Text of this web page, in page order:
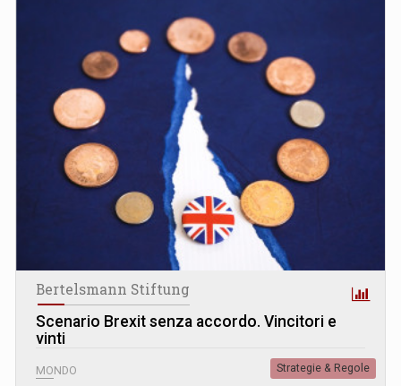
Bertelsmann Stiftung
Scenario Brexit senza accordo. Vincitori e
vinti
MONDO Strategie & Regole